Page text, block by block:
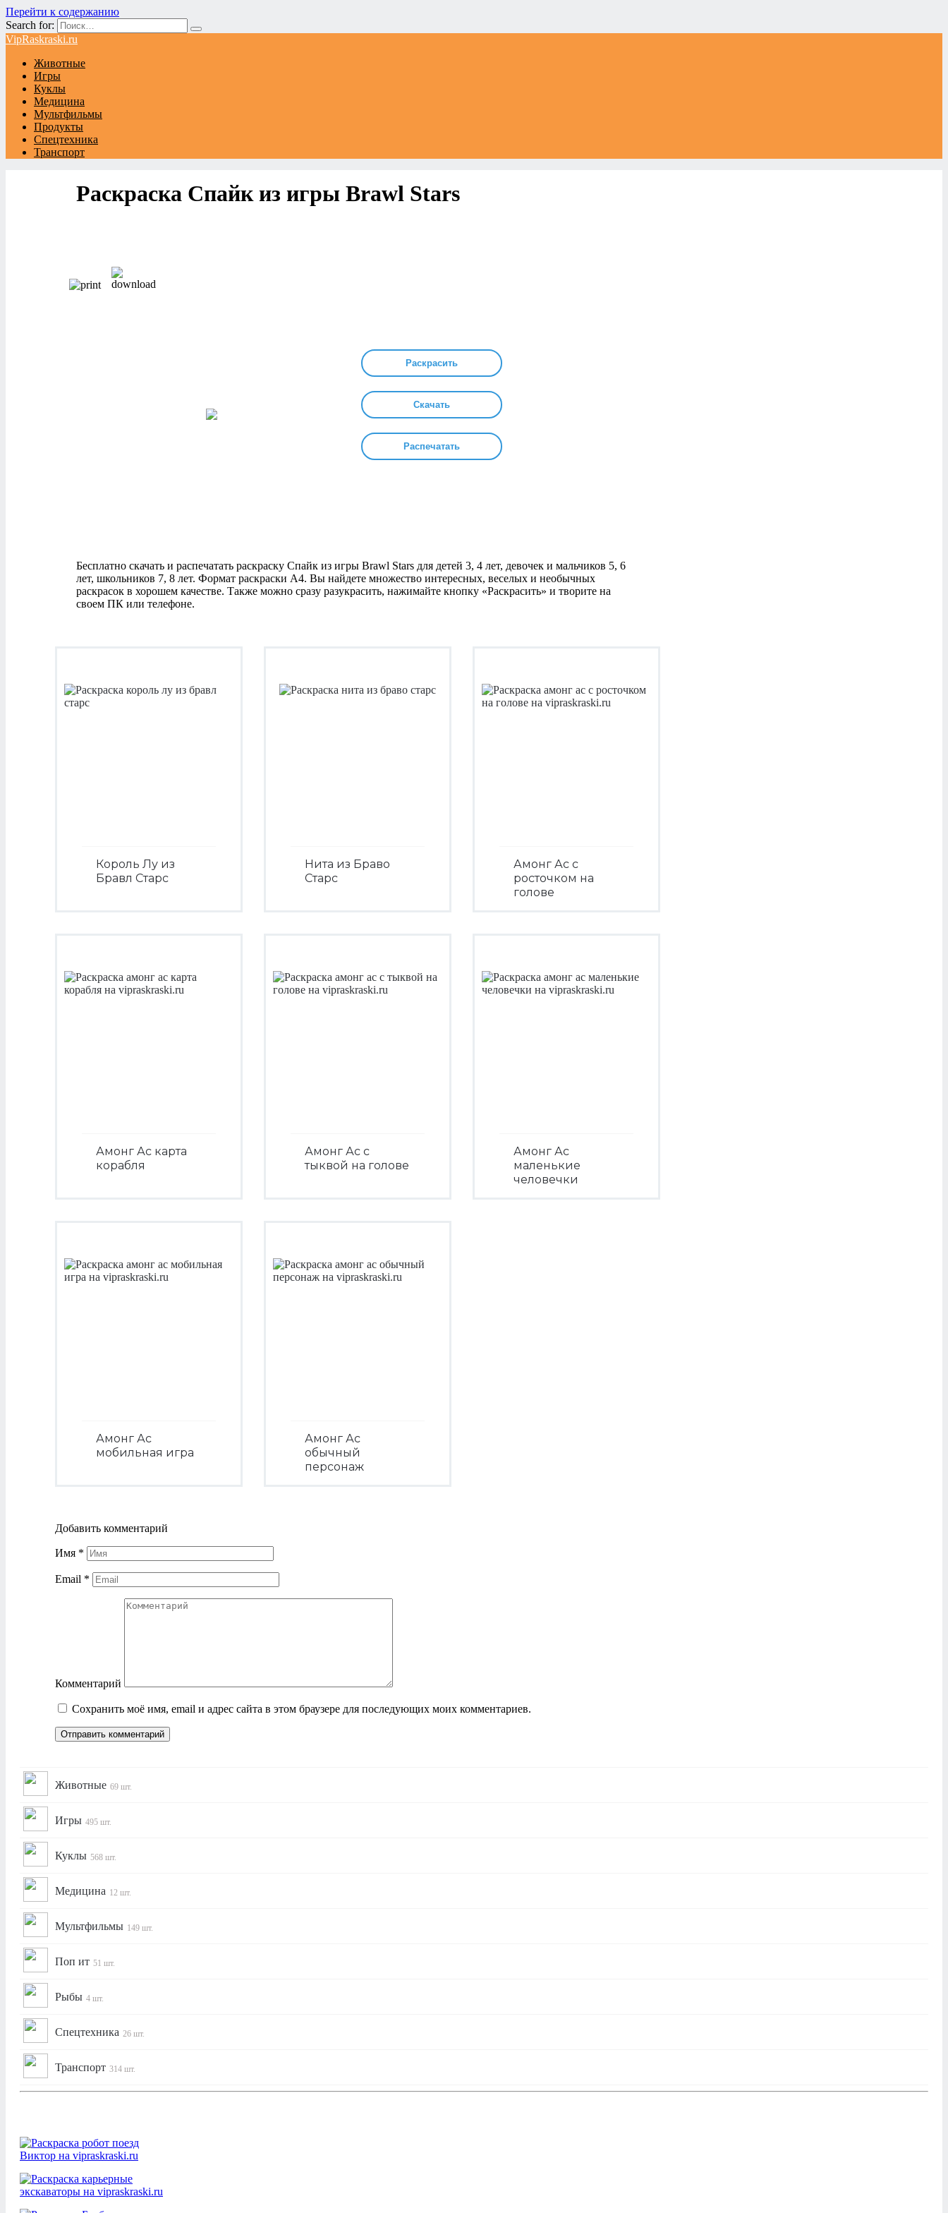
Перейти к содержанию
Search for:
VipRaskraski.ru
Животные
Игры
Куклы
Медицина
Мультфильмы
Продукты
Спецтехника
Транспорт
Раскраска Спайк из игры Brawl Stars
Раскрасить
Скачать
Распечатать
Бесплатно скачать и распечатать раскраску Спайк из игры Brawl Stars для детей 3, 4 лет, девочек и мальчиков 5, 6
лет, школьников 7, 8 лет. Формат раскраски А4. Вы найдете множество интересных, веселых и необычных
раскрасок в хорошем качестве. Также можно сразу разукрасить, нажимайте кнопку «Раскрасить» и творите на
своем ПК или телефоне.
Король Лу из
Бравл Старс
Нита из Браво
Старс
Амонг Ас с
росточком на
голове
Амонг Ас карта
корабля
Амонг Ас с
тыквой на голове
Амонг Ас
маленькие
человечки
Амонг Ас
мобильная игра
Амонг Ас
обычный
персонаж
Добавить комментарий
Имя *
Email *
Комментарий
Сохранить моё имя, email и адрес сайта в этом браузере для последующих моих комментариев.
Животные 69 шт.
Игры 495 шт.
Куклы 568 шт.
Медицина 12 шт.
Мультфильмы 149 шт.
Поп ит 51 шт.
Рыбы 4 шт.
Спецтехника 26 шт.
Транспорт 314 шт.